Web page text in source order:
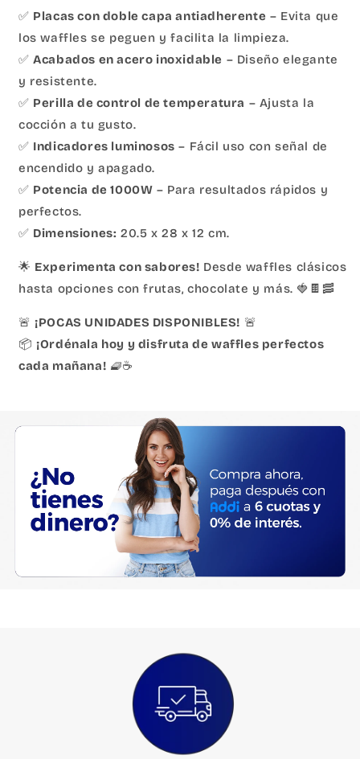
✅ Placas con doble capa antiadherente – Evita que
los waffles se peguen y facilita la limpieza.
✅Acabados en acero inoxidable – Diseño elegante
y resistente.
✅ Perilla de control de temperatura – Ajusta la
cocción a tu gusto.
✅ Indicadores luminosos – Fácil uso con señal de
encendido y apagado.
✅ Potencia de 1000W – Para resultados rápidos y
perfectos.
✅ Dimensiones: 20.5 x 28 x 12 cm.
🌟 Experimenta con sabores! Desde waffles clásicos
hasta opciones con frutas, chocolate y más. 🍓🍫🥓
🚨¡POCAS UNIDADES DISPONIBLES! 🚨
📦¡Ordénala hoy y disfruta de waffles perfectos
cada mañana! 🧇☕